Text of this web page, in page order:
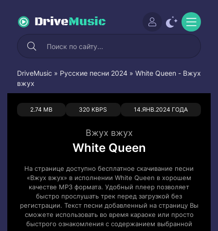
DriveMusic
DriveMusic » Русские песни 2024 » White Queen - Вжух
вжух
2.74 MB 320 KBPS 14.ЯНВ.2024 ГОДА
0 0
Вжух вжух
White Queen
На странице доступно бесплатное скачивание песни
«Вжух вжух» в исполнении White Queen в хорошем
качестве MP3 формата. Удобный плеер позволяет
быстро прослушать трек перед загрузкой без
регистрации. Текст песни добавленный на страницу Вы
сможете использовать во время караоке или просто
быстрого ознакомления с содержанием выбранной